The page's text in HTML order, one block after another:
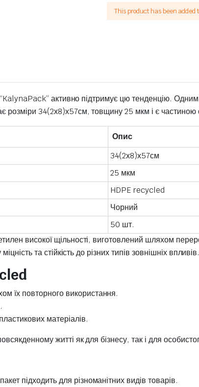
This product has been added
активно підтримує цю тенденцію.
34(2х8)х57см, товщину 25 мкм і є частиною
Опис
34(2х8)х57см
25 мкм
HDPE recycled
Чорний
50 шт.
високої щільності, виготовлений шляхом
та стійкість до різних типів зовнішніх впливів.
їх повторного використання.
матеріалів.
житті як для бізнесу, так і для
підходить для різноманітних видів товарів.